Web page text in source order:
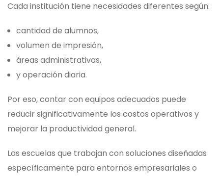
Cada institución tiene necesidades diferentes según:
cantidad de alumnos,
volumen de impresión,
áreas administrativas,
y operación diaria.
Por eso, contar con equipos adecuados puede
reducir significativamente los costos operativos y
mejorar la productividad general.
Las escuelas que trabajan con soluciones diseñadas
específicamente para entornos empresariales o